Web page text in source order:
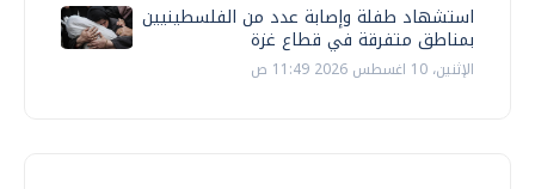
استشهاد طفلة وإصابة عدد من الفلسطينيين
بمناطق متفرقة في قطاع غزة
الإثنين، 10 اغسطس 2026 11:49 ص